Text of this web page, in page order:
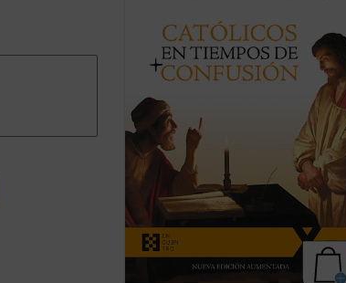
manifiesto a favor de que el humanismo
de tradición cristiana vuelva a ser la
referencia que nos defina, de tal ...
(ver
ficha)